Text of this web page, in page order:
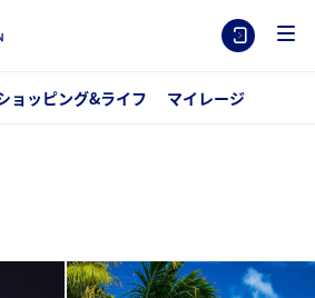
ョッピング&ライフ マイレージ